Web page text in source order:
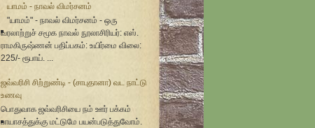
யாமம் - நாவல் விமர்சனம்
"யாமம்" - நாவல் விமர்சனம் - ஒரு
வரலாற்றுச் சமூக நாவல் நூலாசிரியர்: எஸ்.
ராமகிருஷ்ணன் பதிப்பகம்: உயிர்மை விலை:
225/- ரூபாய். ...
ஜவ்வரிசி சிற்றுண்டி - (சாபுதானா) வட நாட்டு
உணவு
பொதுவாக ஜவ்வரிசியை நம் ஊர் பக்கம்
பாயாசத்துக்கு மட்டுமே பயன்படுத்துவோம்.